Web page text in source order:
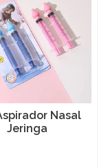
Nasal
Jeringa